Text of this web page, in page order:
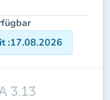
:17.08.2026
3.13